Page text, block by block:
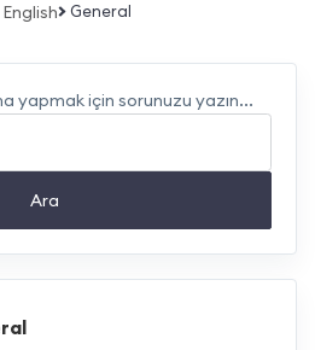
English General
yapmak için sorunuzu yazın...
Ara